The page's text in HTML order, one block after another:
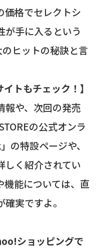
価格でセレクトシ
が手に入るという
ヒットの秘訣と言
トもチェック！】
報や、次回の発売
の公式オンラ
の特設ページや、
しく紹介されてい
機能については、直
実ですよ。
ショッピングで